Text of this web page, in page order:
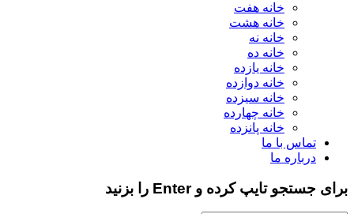
خانه هفت
خانه هشت
خانه نه
خانه ده
خانه یازده
خانه دوازده
خانه سیزده
خانه چهارده
خانه پانزده
تماس با ما
درباره ما
برای جستجو تایپ کرده و Enter را بزنید